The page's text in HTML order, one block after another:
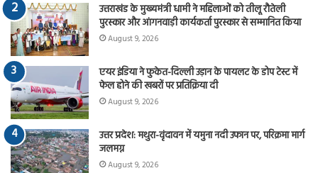
उत्तराखंड के मुख्यमंत्री धामी ने महिलाओं को तीलू रौतेली
पुरस्कार और आंगनवाड़ी कार्यकर्ता पुरस्कार से सम्मानित किया
August 9, 2026
एयर इंडिया ने फुकेत-दिल्ली उड़ान के पायलट के डोप टेस्ट में
फेल होने की खबरों पर प्रतिक्रिया दी
August 9, 2026
उत्तर प्रदेश: मथुरा-वृंदावन में यमुना नदी उफान पर, परिक्रमा मार्ग
जलमग्न
August 9, 2026